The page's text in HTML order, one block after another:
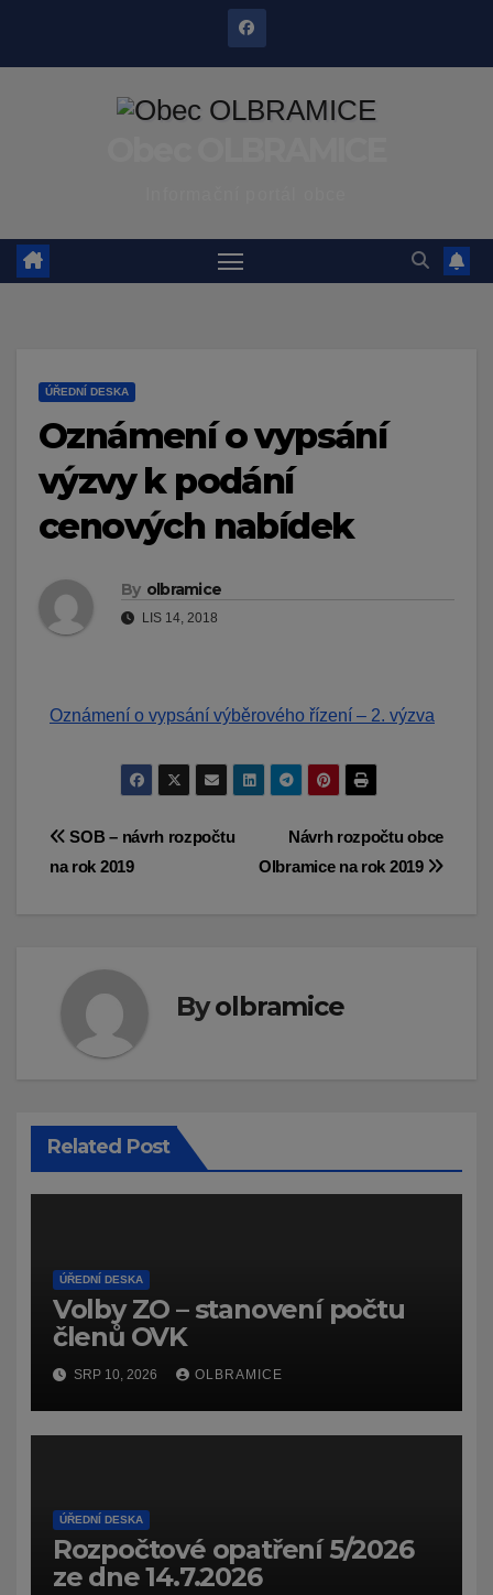
ÚŘEDNÍ DESKA
Oznámení o vypsání
výzvy k podání
cenových nabídek
By olbramice
LIS 14, 2018
Oznámení o vypsání výběrového řízení – 2. výzva
Navigace
Návrh rozpočtu obce
Olbramice na rok 2019
SOB – návrh rozpočtu
na rok 2019
Byolbramice
Related Post
ÚŘEDNÍ DESKA
Volby ZO – stanovení počtu
členů OVK
SRP 10, 2026 OLBRAMICE
ÚŘEDNÍ DESKA
Rozpočtové opatření 5/2026
ze dne 14.7.2026